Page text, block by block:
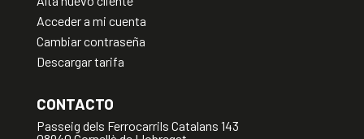
Acceder a mi cuenta
Cambiar contraseña
Descargar tarifa
CONTACTO
Passeig dels Ferrocarrils Catalans 143